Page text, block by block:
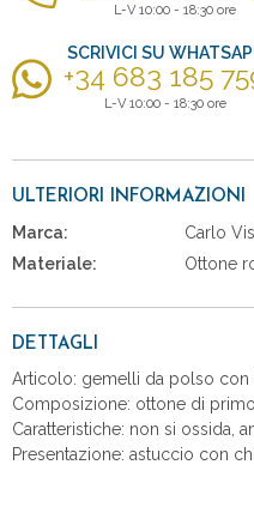
L-V 10:00 - 18:30 ore
SCRIVICI SU
+34 683 185
L-V 10:00 - 18:30 ore
ULTERIORI INFORMAZIONI
Marca:
Carlo
Materiale:
Ottone
DETTAGLI
Articolo: gemelli da polso con
Composizione: ottone di
Caratteristiche: non si ossida,
Presentazione: astuccio con